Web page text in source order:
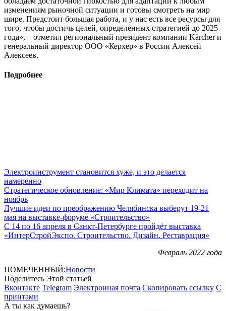
изменениям рыночной ситуации и готовы смотреть на мир
шире. Предстоит большая работа, и у нас есть все ресурсы для
того, чтобы достичь целей, определенных стратегией до 2025
года», – отметил региональный президент компании Kärcher и
генеральный директор ООО «Керхер» в России Алексей
Алексеев.
Подробнее
Электроинструмент становится хуже, и это делается
намеренно
Стратегическое обновление: «Мир Климата» переходит на
ноябрь
Лучшие идеи по преображению Челябинска выберут 19-21
мая на выставке-форуме «Строительство»
С 14 по 16 апреля в Санкт-Петербурге пройдёт выставка
«ИнтерСтройЭкспо. Строительство. Дизайн. Реставрация»
Февраль 2022 года
ПОМЕЧЕННЫЙ:Новости
Поделитесь Этой статьей
Вконтакте Telegram Электронная почта Скопировать ссылку С
принтами
А ты как думаешь?